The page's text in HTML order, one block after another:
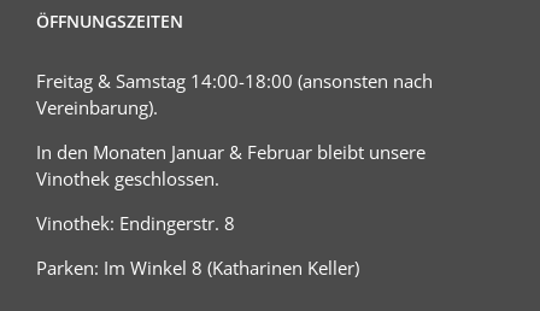
ÖFFNUNGSZEITEN
Freitag & Samstag 14:00-18:00 (ansonsten nach
Vereinbarung).
In den Monaten Januar & Februar bleibt unsere
Vinothek geschlossen.
Vinothek: Endingerstr. 8
Parken: Im Winkel 8 (Katharinen Keller)